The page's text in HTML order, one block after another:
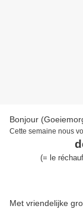
Bonjour
Cette semaine nous
(= l e
Met vriendelijke